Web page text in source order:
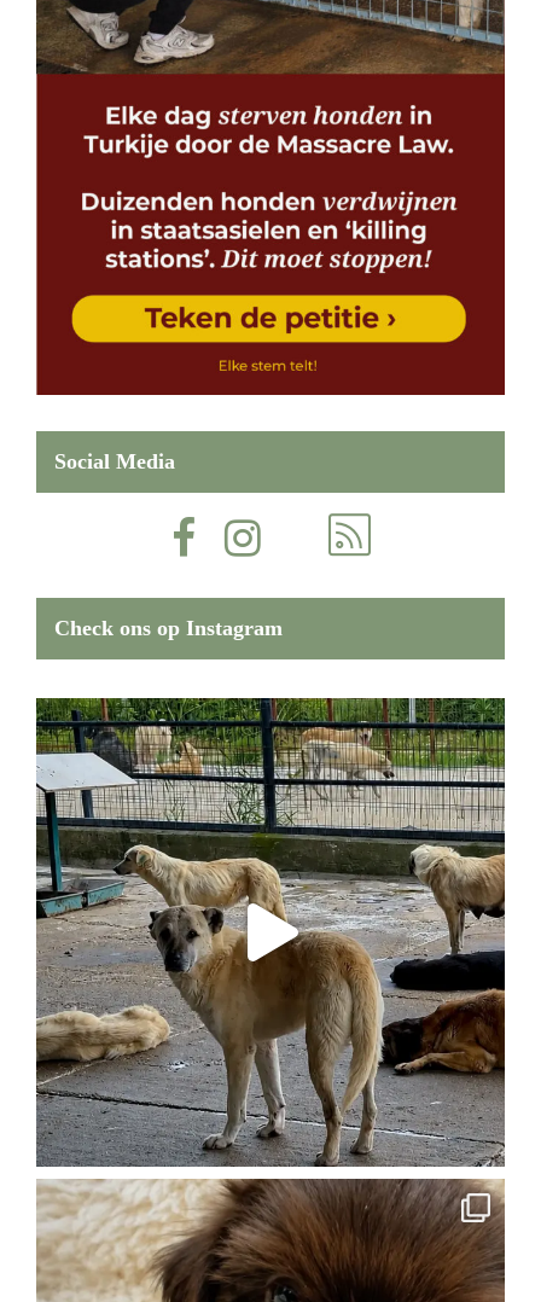
Social Media
Check ons op Instagram